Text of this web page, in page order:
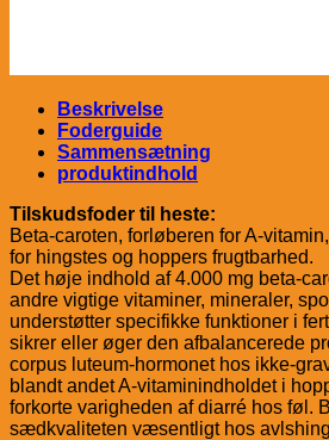
Beskrivelse
Foderguide
Sammensætning
produktindhold
Tilskudsfoder til heste:
Beta-caroten, forløberen for A-
for hingstes og hoppers frugtbarhed.
Det høje indhold af 4.000 mg beta-
andre vigtige vitaminer, mineraler,
understøtter specifikke funktioner i
sikrer eller øger den afbalancerede
corpus luteum-hormonet hos ikke-
blandt andet A-vitaminindholdet i
forkorte varigheden af ​​diarré hos føl.
sædkvaliteten væsentligt hos